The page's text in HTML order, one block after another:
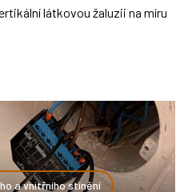
látkovou žaluzii na míru
a vnitřního stínění